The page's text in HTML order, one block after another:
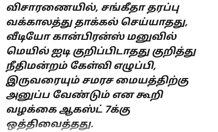
விசாரணையில், சங்கீதா தரப்பு
வக்காலத்து தாக்கல் செய்யாதது,
வீடியோ கான்பிரன்ஸ் மனுவில்
மெயில் ஐடி குறிப்பிடாதது குறித்து
நீதிமன்றம் கேள்வி எழுப்பி,
இருவரையும் சமரச மையத்திற்கு
அனுப்ப வேண்டும் என கூறி
வழக்கை ஆகஸ்ட் 7க்கு
ஒத்திவைத்தது.